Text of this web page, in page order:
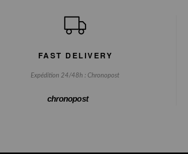
FAST DELIVERY
Expédition 24/48h : Chronopost
chronopost